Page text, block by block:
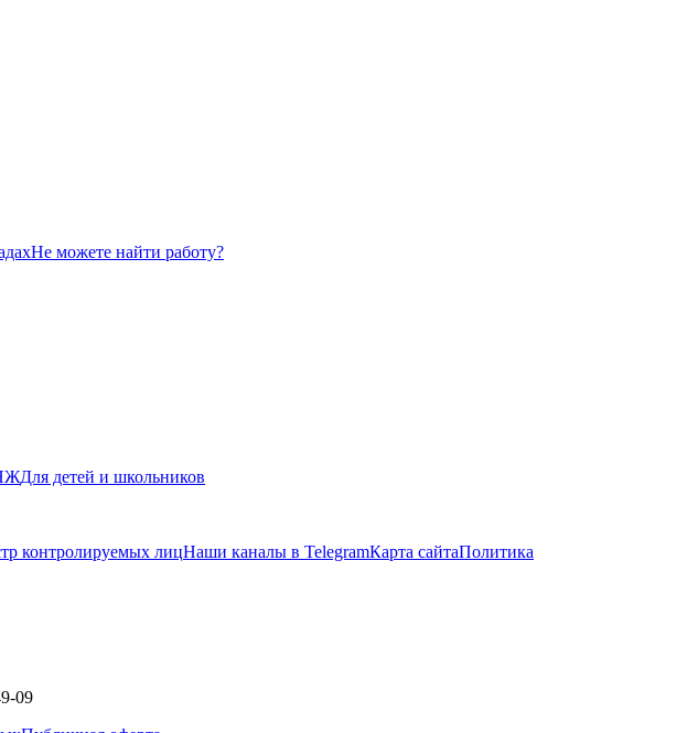
Не можете найти работу?
Для детей и школьников
контролируемых лицНаши каналы в TelegramКарта сайтаПолитика
09